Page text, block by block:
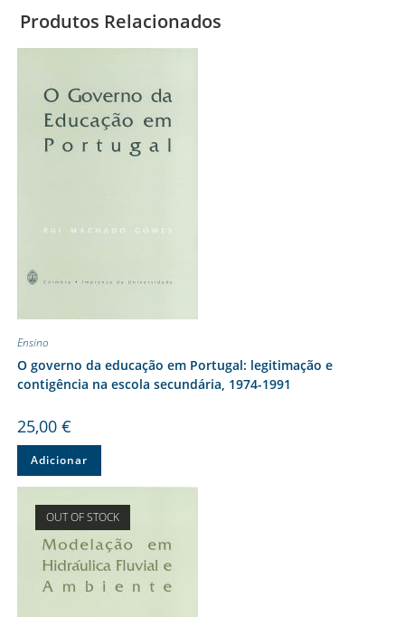
Produtos Relacionados
Ensino
O governo da educação em Portugal: legitimação e
contigência na escola secundária, 1974-1991
25,00 €
Adicionar
OUT OF STOCK